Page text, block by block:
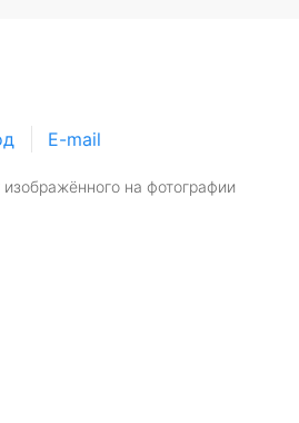
E-mail
на фотографии